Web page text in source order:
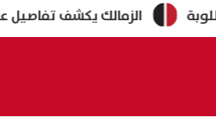
يكشف تفاصيل عرض بيع